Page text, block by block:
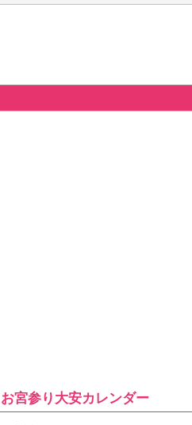
お宮参り大安カレンダー